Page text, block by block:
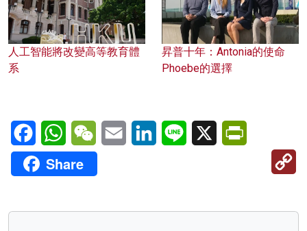
人工智能將改變高等教育體
系
昇普十年：Antonia的使命
Phoebe的選擇
FacebookWhatsAppWeChatEmail LinkedInLine X
Share